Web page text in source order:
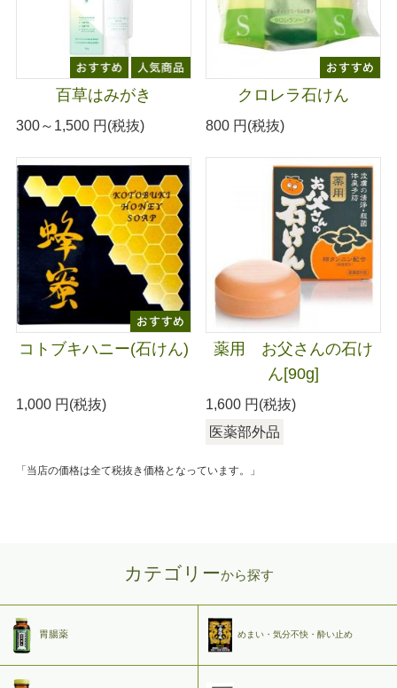
百草はみがき
300～1,500 円(税抜)
クロレラ石けん
800 円(税抜)
コトブキハニー(石けん)
1,000 円(税抜)
薬用 お父さんの石け
ん[90g]
1,600 円(税抜)
医薬部外品
「当店の価格は全て税抜き価格となっています。」
カテゴリーから探す
胃腸薬 めまい・気分不快・酔い止め